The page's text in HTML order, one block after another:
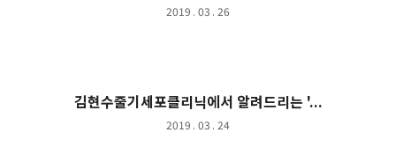
2019 . 03 . 26
김현수줄기세포클리닉에서 알려드리는 '...
2019 . 03 . 24